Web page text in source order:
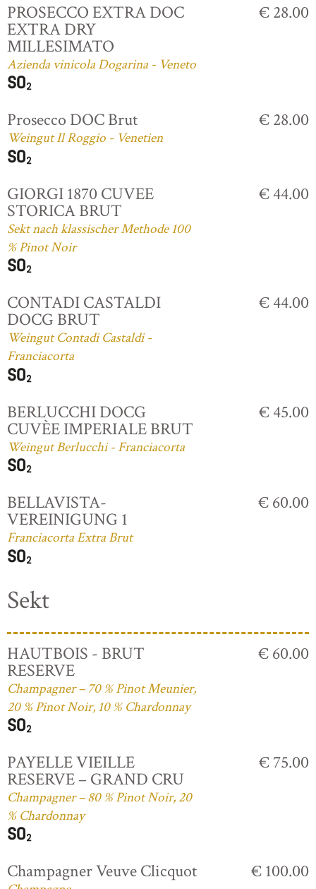
PROSECCO EXTRA DOC
EXTRA DRY
MILLESIMATO
Azienda vinicola Dogarina - Veneto
€ 28.00
Prosecco DOC Brut
Weingut Il Roggio - Venetien
€ 28.00
GIORGI 1870 CUVEE
STORICA BRUT
Sekt nach klassischer Methode 100
% Pinot Noir
€ 44.00
CONTADI CASTALDI
DOCG BRUT
Weingut Contadi Castaldi -
Franciacorta
€ 44.00
BERLUCCHI DOCG
CUVÈE IMPERIALE BRUT
Weingut Berlucchi - Franciacorta
€ 45.00
BELLAVISTA-
VEREINIGUNG 1
Franciacorta Extra Brut
€ 60.00
Sekt
HAUTBOIS - BRUT
RESERVE
Champagner – 70 % Pinot Meunier,
20 % Pinot Noir, 10 % Chardonnay
€ 60.00
PAYELLE VIEILLE
RESERVE – GRAND CRU
Champagner – 80 % Pinot Noir, 20
% Chardonnay
€ 75.00
Champagner Veuve Clicquot € 100.00